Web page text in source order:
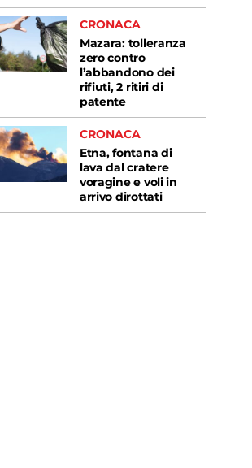
CRONACA
Mazara: tolleranza
zero contro
l’abbandono dei
rifiuti, 2 ritiri di
patente
CRONACA
Etna, fontana di
lava dal cratere
voragine e voli in
arrivo dirottati